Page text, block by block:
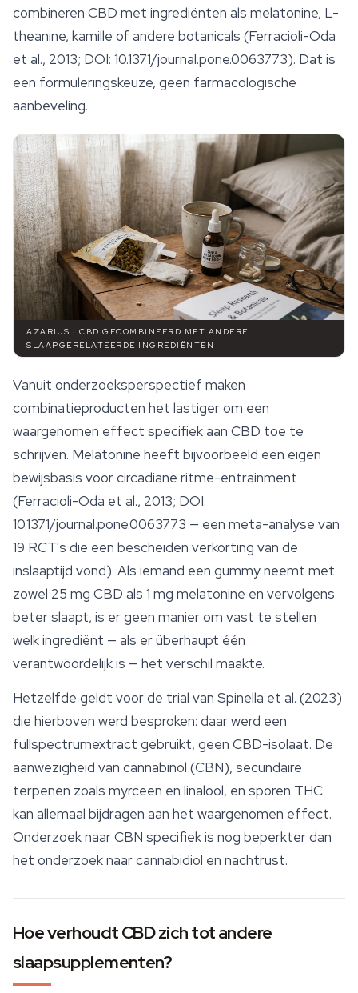
combineren CBD met ingrediënten als melatonine, L-
theanine, kamille of andere botanicals (Ferracioli-Oda
et al., 2013; DOI: 10.1371/journal.pone.0063773). Dat is
een formuleringskeuze, geen farmacologische
aanbeveling.
AZARIUS · CBD GECOMBINEERD MET ANDERE
SLAAPGERELATEERDE INGREDIËNTEN
Vanuit onderzoeksperspectief maken
combinatieproducten het lastiger om een
waargenomen effect specifiek aan CBD toe te
schrijven. Melatonine heeft bijvoorbeeld een eigen
bewijsbasis voor circadiane ritme-entrainment
(Ferracioli-Oda et al., 2013; DOI:
10.1371/journal.pone.0063773 — een meta-analyse van
19 RCT's die een bescheiden verkorting van de
inslaaptijd vond). Als iemand een gummy neemt met
zowel 25 mg CBD als 1 mg melatonine en vervolgens
beter slaapt, is er geen manier om vast te stellen
welk ingrediënt — als er überhaupt één
verantwoordelijk is — het verschil maakte.
Hetzelfde geldt voor de trial van Spinella et al. (2023)
die hierboven werd besproken: daar werd een
fullspectrumextract gebruikt, geen CBD-isolaat. De
aanwezigheid van cannabinol (CBN), secundaire
terpenen zoals myrceen en linalool, en sporen THC
kan allemaal bijdragen aan het waargenomen effect.
Onderzoek naar CBN specifiek is nog beperkter dan
het onderzoek naar cannabidiol en nachtrust.
Hoe verhoudt CBD zich tot andere
slaapsupplementen?